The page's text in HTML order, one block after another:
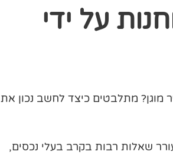
על ידי
מוגן? מתלבטים כיצד לחשב נכון את
שאלות רבות בקרב בעלי נכסים,